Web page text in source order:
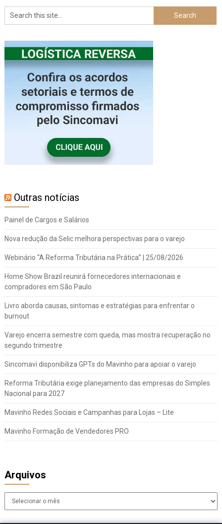
Outras notícias
Painel de Cargos e Salários
Nova redução da Selic melhora perspectivas para o varejo
Webinário “A Reforma Tributária na Prática” | 25/08/2026
Home Show Brazil reunirá fornecedores internacionais e
compradores em São Paulo
Livro aborda causas, sintomas e estratégias para enfrentar o
burnout
Varejo encerra semestre com queda, mas mostra recuperação no
segundo trimestre
Sincomavi disponibiliza GPTs do Mavinho para apoiar o varejo
Reforma Tributária exige planejamento das empresas do Simples
Nacional para 2027
Mavinho Redes Sociais e Campanhas para Lojas – Lite
Mavinho Formação de Vendedores PRO
Arquivos
Arquivos